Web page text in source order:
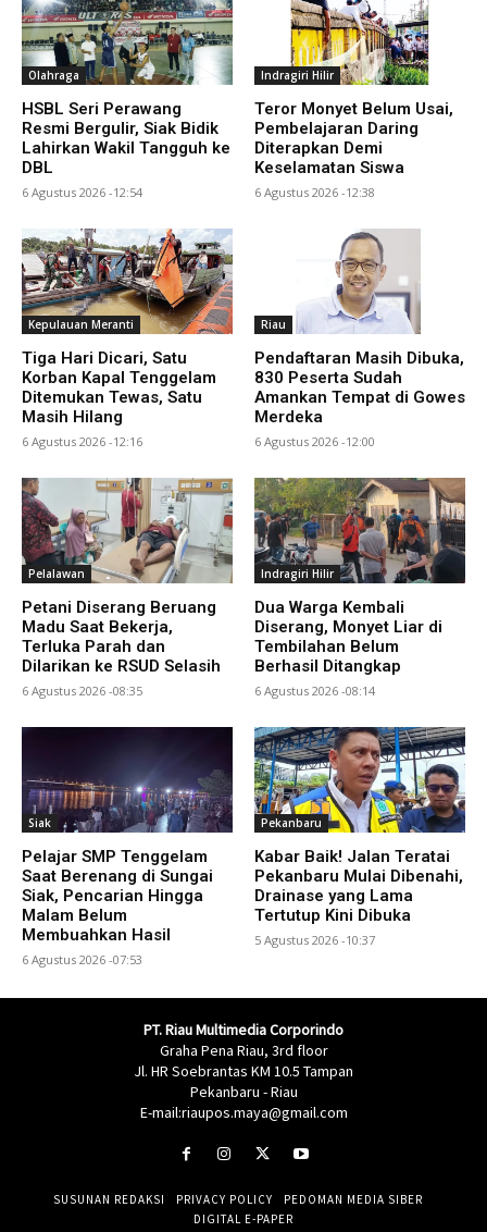
Olahraga
HSBL Seri Perawang
Resmi Bergulir, Siak Bidik
Lahirkan Wakil Tangguh ke
DBL
6 Agustus 2026 -12:54
Indragiri Hilir
Teror Monyet Belum Usai,
Pembelajaran Daring
Diterapkan Demi
Keselamatan Siswa
6 Agustus 2026 -12:38
Kepulauan Meranti
Tiga Hari Dicari, Satu
Korban Kapal Tenggelam
Ditemukan Tewas, Satu
Masih Hilang
6 Agustus 2026 -12:16
Riau
Pendaftaran Masih Dibuka,
830 Peserta Sudah
Amankan Tempat di Gowes
Merdeka
6 Agustus 2026 -12:00
Pelalawan
Petani Diserang Beruang
Madu Saat Bekerja,
Terluka Parah dan
Dilarikan ke RSUD Selasih
6 Agustus 2026 -08:35
Indragiri Hilir
Dua Warga Kembali
Diserang, Monyet Liar di
Tembilahan Belum
Berhasil Ditangkap
6 Agustus 2026 -08:14
Siak
Pelajar SMP Tenggelam
Saat Berenang di Sungai
Siak, Pencarian Hingga
Malam Belum
Membuahkan Hasil
6 Agustus 2026 -07:53
Pekanbaru
Kabar Baik! Jalan Teratai
Pekanbaru Mulai Dibenahi,
Drainase yang Lama
Tertutup Kini Dibuka
5 Agustus 2026 -10:37
PT. Riau Multimedia Corporindo
Graha Pena Riau, 3rd floor
Jl. HR Soebrantas KM 10.5 Tampan
Pekanbaru - Riau
E-mail:riaupos.maya@gmail.com
SUSUNAN REDAKSI PRIVACY POLICY
PEDOMAN MEDIA SIBER
DIGITAL E-PAPER